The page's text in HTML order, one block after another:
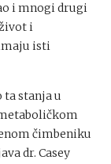
i mnogi drugi
i
isti
stanja u
čimbeniku
dr. Casey